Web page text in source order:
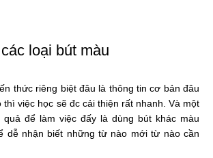
loại bút màu
thức riêng biệt đâu là thông tin cơ bản đâu
thì việc học sẽ đc cải thiện rất nhanh. Và một
để làm việc đấy là dùng bút khác màu
dễ nhận biết những từ nào mới từ nào cần